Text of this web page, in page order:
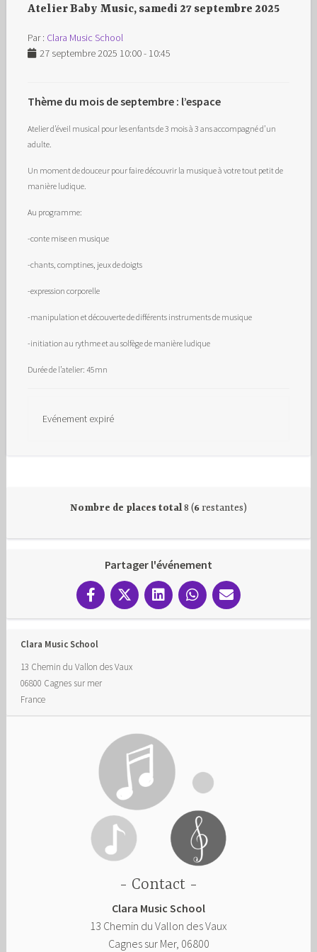
Atelier Baby Music, samedi 27 septembre 2025
Par : Clara Music School
27 septembre 2025 10:00 - 10:45
Thème du mois de septembre : l’espace
Atelier d’éveil musical pour les enfants de 3 mois à 3 ans accompagné d’un
adulte.
Un moment de douceur pour faire découvrir la musique à votre tout petit de
manière ludique.
Au programme:
-conte mise en musique
-chants, comptines, jeux de doigts
-expression corporelle
-manipulation et découverte de différents instruments de musique
-initiation au rythme et au solfège de manière ludique
Durée de l’atelier: 45mn
Evénement expiré
Nombre de places total8 (6restantes)
Partager l'événement
Clara Music School
13 Chemin du Vallon des Vaux
06800 Cagnes sur mer
France
Contact
Clara Music School
13 Chemin du Vallon des Vaux
Cagnes sur Mer, 06800